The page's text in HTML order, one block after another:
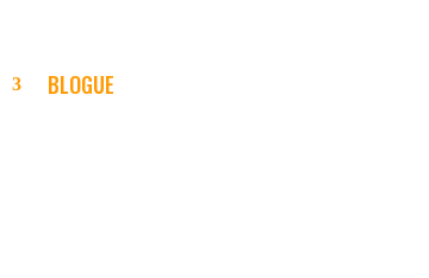
BLOGUE